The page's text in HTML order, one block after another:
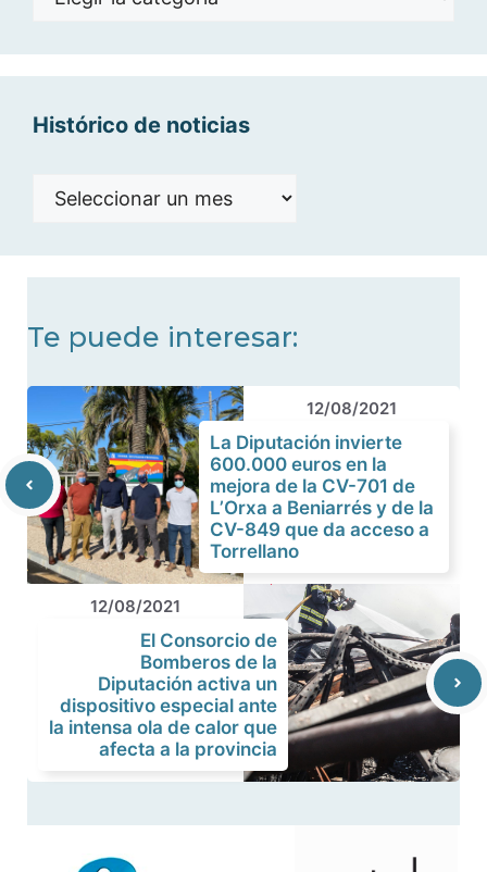
Histórico de noticias
Histórico
Te puede interesar:
12/08/2021
La Diputación invierte
600.000 euros en la
mejora de la CV-701 de
L’Orxa a Beniarrés y de la
CV-849 que da acceso a
Torrellano
12/08/2021
El Consorcio de
Bomberos de la
Diputación activa un
dispositivo especial ante
la intensa ola de calor que
afecta a la provincia